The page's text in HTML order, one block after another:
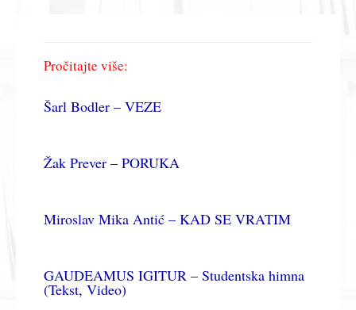
Pročitajte više:
Šarl Bodler – VEZE
Žak Prever – PORUKA
Miroslav Mika Antić – KAD SE VRATIM
GAUDEAMUS IGITUR – Studentska himna
(Tekst, Video)